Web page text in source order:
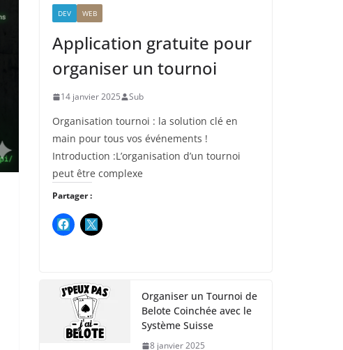
DEV WEB
Application gratuite pour
organiser un tournoi
14 janvier 2025 Sub
Organisation tournoi : la solution clé en
main pour tous vos événements !
Introduction :L’organisation d’un tournoi
peut être complexe
Partager :
Organiser un Tournoi de
Belote Coinchée avec le
Système Suisse
8 janvier 2025